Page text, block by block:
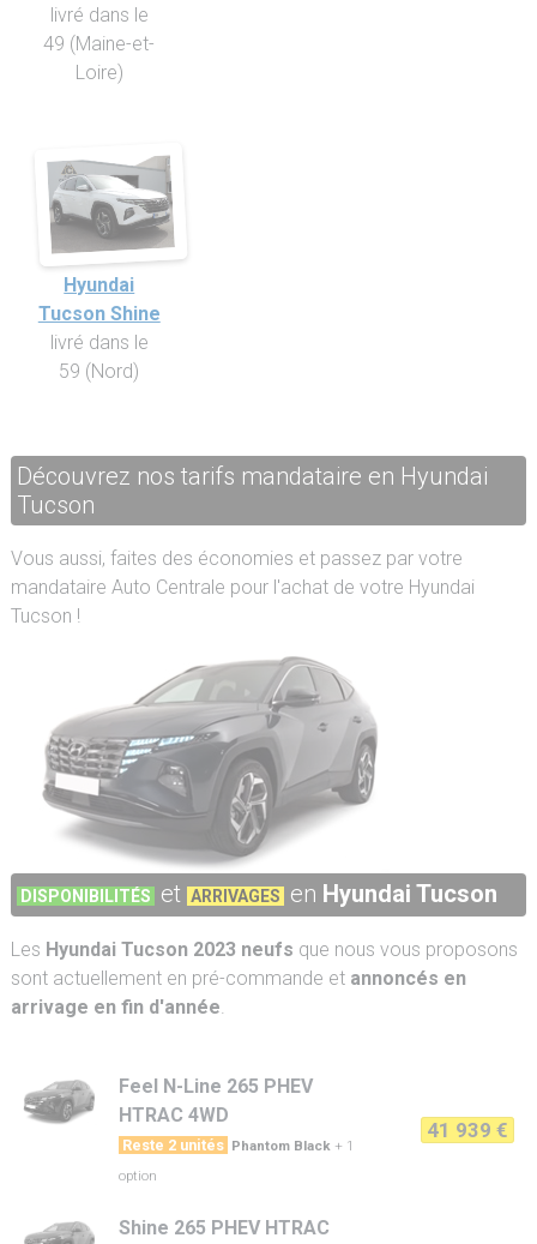
livré dans le
49 (Maine-et-
Loire)
Hyundai
Tucson Shine
livré dans le
59 (Nord)
Découvrez nos tarifs mandataire en Hyundai
Tucson
Vous aussi, faites des économies et passez par votre
mandataire Auto Centrale pour l'achat de votre Hyundai
Tucson !
DISPONIBILITÉS et ARRIVAGES en Hyundai Tucson
Les Hyundai Tucson 2023 neufs que nous vous proposons
sont actuellement en pré-commande et annoncés en
arrivage en fin d'année.
Feel N-Line 265 PHEV
HTRAC 4WD
Reste 2 unités Phantom Black + 1
option
41 939 €
Shine 265 PHEV HTRAC